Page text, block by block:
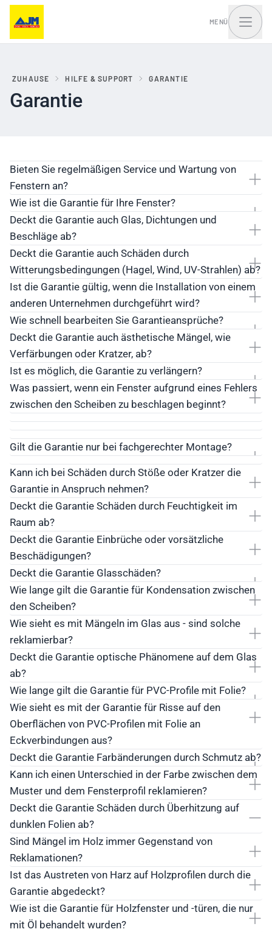
MENÜ
Fenster, Balkontüren
ZUHAUSE HILFE & SUPPORT GARANTIE
Garantie
Bieten Sie regelmäßigen Service und Wartung von
Fenstern an?
Wie ist die Garantie für Ihre Fenster?
Deckt die Garantie auch Glas, Dichtungen und
Beschläge ab?
Deckt die Garantie auch Schäden durch
Witterungsbedingungen (Hagel, Wind, UV-Strahlen) ab?
Ist die Garantie gültig, wenn die Installation von einem
anderen Unternehmen durchgeführt wird?
Wie schnell bearbeiten Sie Garantieansprüche?
Deckt die Garantie auch ästhetische Mängel, wie
Verfärbungen oder Kratzer, ab?
Ist es möglich, die Garantie zu verlängern?
Was passiert, wenn ein Fenster aufgrund eines Fehlers
zwischen den Scheiben zu beschlagen beginnt?
Gilt die Garantie nur bei fachgerechter Montage?
Kann ich bei Schäden durch Stöße oder Kratzer die
Garantie in Anspruch nehmen?
Deckt die Garantie Schäden durch Feuchtigkeit im
Raum ab?
Deckt die Garantie Einbrüche oder vorsätzliche
Beschädigungen?
Deckt die Garantie Glasschäden?
Wie lange gilt die Garantie für Kondensation zwischen
den Scheiben?
Wie sieht es mit Mängeln im Glas aus - sind solche
reklamierbar?
Deckt die Garantie optische Phänomene auf dem Glas
ab?
Wie lange gilt die Garantie für PVC-Profile mit Folie?
Wie sieht es mit der Garantie für Risse auf den
Oberflächen von PVC-Profilen mit Folie an
Eckverbindungen aus?
Deckt die Garantie Farbänderungen durch Schmutz ab?
Kann ich einen Unterschied in der Farbe zwischen dem
Muster und dem Fensterprofil reklamieren?
Deckt die Garantie Schäden durch Überhitzung auf
dunklen Folien ab?
Bei sehr dunklen Folien kann es zu Überhitzung und
Schäden kommen - das ist kein Reklamationsgrund.
Sind Mängel im Holz immer Gegenstand von
Reklamationen?
Ist das Austreten von Harz auf Holzprofilen durch die
Garantie abgedeckt?
Wie ist die Garantie für Holzfenster und -türen, die nur
mit Öl behandelt wurden?